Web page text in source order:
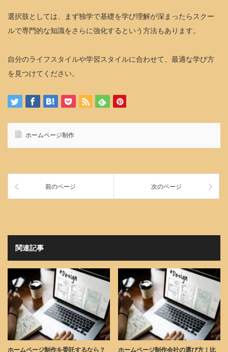
選択肢としては、まず独学で基礎を学び理解が深まったらスクー
ルで専門的な知識をさらに強化するという方法もあります。
自分のライフスタイルや学習スタイルに合わせて、最適な学び方
を見つけてください。
ホームページ制作
前のページ 次のページ
関連記事
ホームページ制作を委託するなら？
ホームページ制作会社の選び方！比